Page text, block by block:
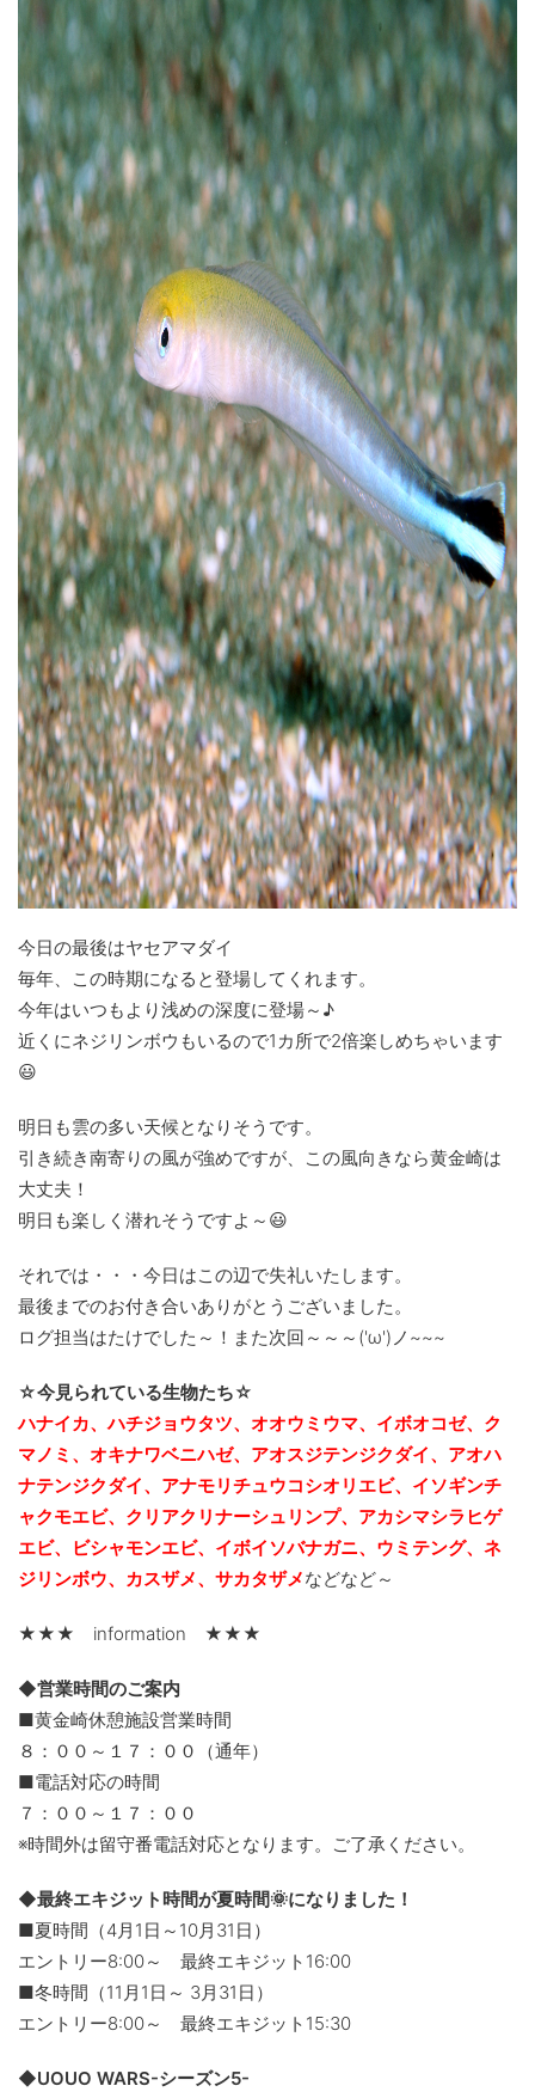
今日の最後はヤセアマダイ
毎年、この時期になると登場してくれます。
今年はいつもより浅めの深度に登場～♪
近くにネジリンボウもいるので1カ所で2倍楽しめちゃいます
😃
明日も雲の多い天候となりそうです。
引き続き南寄りの風が強めですが、この風向きなら黄金崎は
大丈夫！
明日も楽しく潜れそうですよ～😃
それでは・・・今日はこの辺で失礼いたします。
最後までのお付き合いありがとうございました。
ログ担当はたけでした～！また次回～～～('ω')ノ~~~
☆今見られている生物たち☆
ハナイカ、ハチジョウタツ、オオウミウマ、イボオコゼ、ク
マノミ、オキナワベニハゼ、アオスジテンジクダイ、アオハ
ナテンジクダイ、アナモリチュウコシオリエビ、イソギンチ
ャクモエビ、クリアクリナーシュリンプ、アカシマシラヒゲ
エビ、ビシャモンエビ、イボイソバナガニ、ウミテング、ネ
ジリンボウ、カスザメ、サカタザメなどなど～
★★★ information ★★★
◆営業時間のご案内
■黄金崎休憩施設営業時間
８：００～１７：００（通年）
■電話対応の時間
７：００～１７：００
※時間外は留守番電話対応となります。ご了承ください。
◆最終エキジット時間が夏時間🌞になりました！
■夏時間（4月1日～10月31日）
エントリー8:00～ 最終エキジット16:00
■冬時間（11月1日～ 3月31日）
エントリー8:00～ 最終エキジット15:30
◆UOUO WARS-シーズン5-